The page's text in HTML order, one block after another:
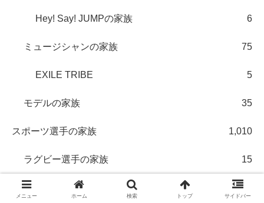
Hey! Say! JUMPの家族 6
ミュージシャンの家族 75
EXILE TRIBE 5
モデルの家族 35
スポーツ選手の家族 1,010
ラグビー選手の家族 15
レスリング選手の家族
メニュー ホーム 検索 トップ サイドバー